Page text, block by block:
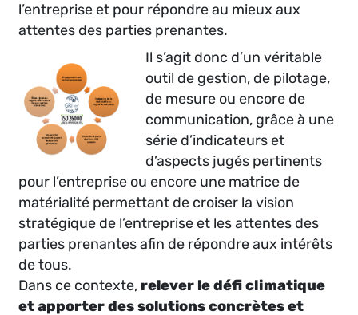
l’entreprise et pour répondre au mieux aux
attentes des parties prenantes.
Il s’agit donc d’un véritable
outil de gestion, de pilotage,
de mesure ou encore de
communication, grâce à une
série d’indicateurs et
d’aspects jugés pertinents
pour l’entreprise ou encore une matrice de
matérialité permettant de croiser la vision
stratégique de l’entreprise et les attentes des
parties prenantes afin de répondre aux intérêts
de tous.
Dans ce contexte, relever le défi climatique
et apporter des solutions concrètes et